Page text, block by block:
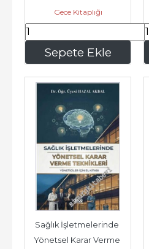
Sepete Ekle
Gece Kitaplığı
149,50
Sağlık İşletmelerinde
Yönetsel Karar Verme